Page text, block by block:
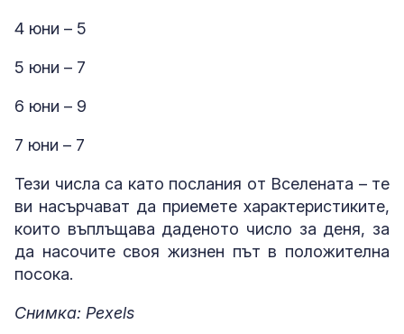
4 юни – 5
5 юни – 7
6 юни – 9
7 юни – 7
Тези числа са като послания от Вселената – те
ви насърчават да приемете характеристиките,
които въплъщава даденото число за деня, за
да насочите своя жизнен път в положителна
посока.
Снимка: Pexels